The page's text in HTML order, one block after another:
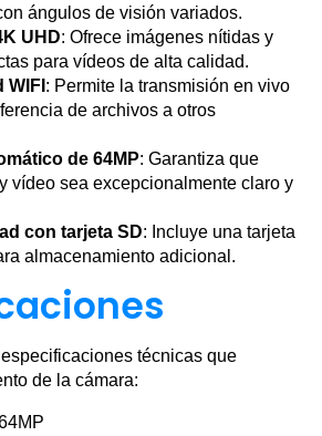
ángulos de visión variados.
UHD: Ofrece imágenes nítidas y
para vídeos de alta calidad.
: Permite la transmisión en vivo
de archivos a otros
de 64MP: Garantiza que
vídeo sea excepcionalmente claro y
con tarjeta SD: Incluye una tarjeta
almacenamiento adicional.
técnicas que
de la cámara: